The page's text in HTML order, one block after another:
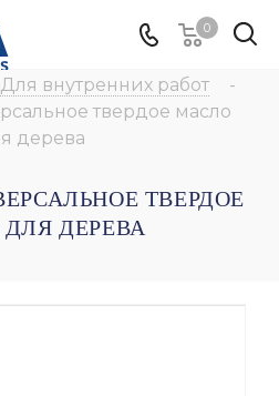
0
Для внутренних работ
-
твердое масло
дерева
ТВЕРДОЕ
ДЕРЕВА